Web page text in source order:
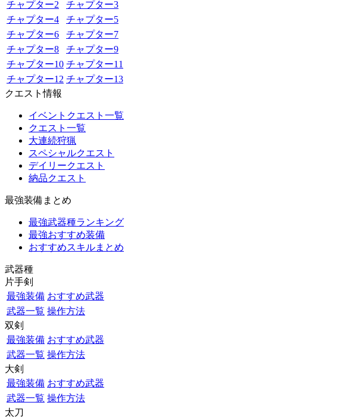
チャプター2
チャプター3
チャプター4
チャプター5
チャプター6
チャプター7
チャプター8
チャプター9
チャプター10 チャプター11
チャプター12 チャプター13
クエスト情報
イベントクエスト一覧
クエスト一覧
大連続狩猟
スペシャルクエスト
デイリークエスト
納品クエスト
最強装備まとめ
最強武器種ランキング
最強おすすめ装備
おすすめスキルまとめ
武器種
片手剣
最強装備 おすすめ武器
武器一覧 操作方法
双剣
最強装備 おすすめ武器
武器一覧 操作方法
大剣
最強装備 おすすめ武器
武器一覧 操作方法
太刀